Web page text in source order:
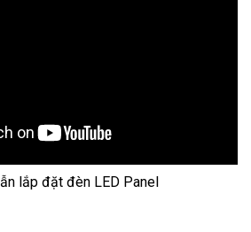
lắp đặt đèn LED Panel